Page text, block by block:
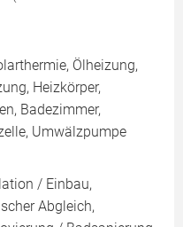
Ölheizung,
Heizkörper,
Badezimmer,
Umwälzpumpe
/ Einbau,
Abgleich,